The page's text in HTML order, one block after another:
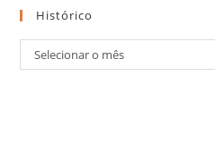
Histórico
Selecionar o mês